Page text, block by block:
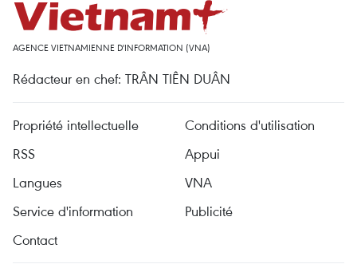
AGENCE VIETNAMIENNE D'INFORMATION (VNA)
Rédacteur en chef: TRÂN TIÊN DUÂN
Propriété intellectuelle
Conditions d'utilisation
RSS
Appui
Langues
VNA
Service d'information
Publicité
Contact